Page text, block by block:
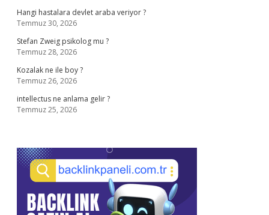
Hangi hastalara devlet araba veriyor ?
Temmuz 30, 2026
Stefan Zweig psikolog mu ?
Temmuz 28, 2026
Kozalak ne ile boy ?
Temmuz 26, 2026
intellectus ne anlama gelir ?
Temmuz 25, 2026